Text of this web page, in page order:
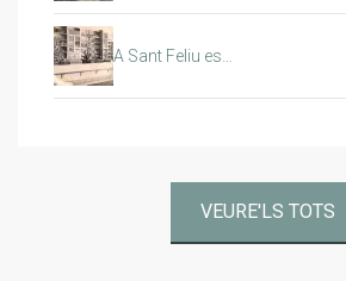
A Sant Feliu es…
VEURE'LS TOTS